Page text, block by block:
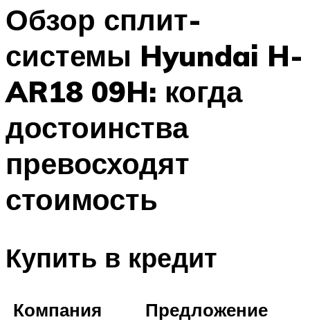
Обзор сплит-
системы Hyundai H-
AR18 09H: когда
достоинства
превосходят
стоимость
Купить в кредит
Компания
Предложение